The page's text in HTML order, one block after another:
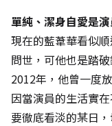
單純、潔身自愛是
現在的藍葦華看似
問世，可他也是踏
2012年，他曾一度
因當演員的生活實
要徹底看淡的某日